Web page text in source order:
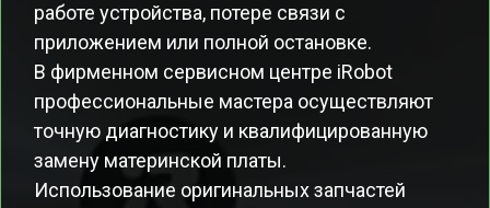
работе устройства, потере связи с
приложением или полной остановке.
В фирменном сервисном центре iRobot
профессиональные мастера осуществляют
точную диагностику и квалифицированную
замену материнской платы.
Использование оригинальных запчастей